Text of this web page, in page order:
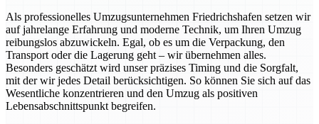
Als professionelles Umzugsunternehmen Friedrichshafen setzen wir
auf jahrelange Erfahrung und moderne Technik, um Ihren Umzug
reibungslos abzuwickeln. Egal, ob es um die Verpackung, den
Transport oder die Lagerung geht – wir übernehmen alles.
Besonders geschätzt wird unser präzises Timing und die Sorgfalt,
mit der wir jedes Detail berücksichtigen. So können Sie sich auf das
Wesentliche konzentrieren und den Umzug als positiven
Lebensabschnittspunkt begreifen.